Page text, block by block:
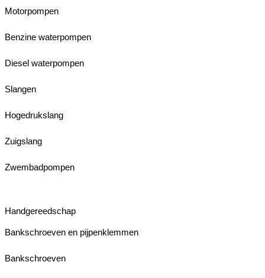
Motorpompen
Benzine waterpompen
Diesel waterpompen
Slangen
Hogedrukslang
Zuigslang
Zwembadpompen
Handgereedschap
Bankschroeven en pijpenklemmen
Bankschroeven